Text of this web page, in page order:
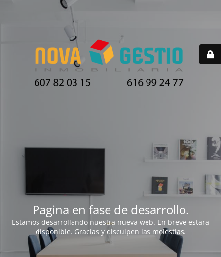
Pagina en fase de desarrollo.
Estamos desarrollando nuestra nueva web. En breve estará
disponible. Gracias y disculpen las molestias.